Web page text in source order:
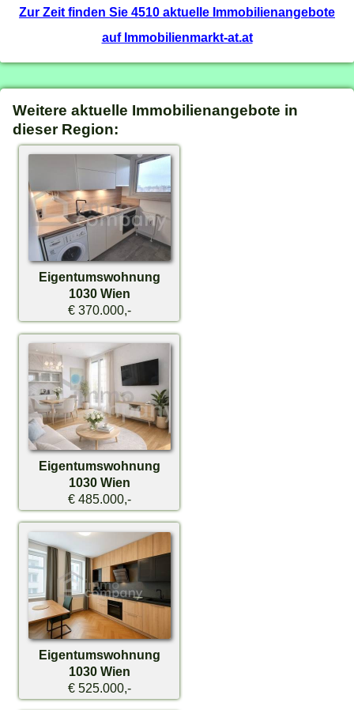
Zur Zeit finden Sie 4510 aktuelle Immobilienangebote
auf Immobilienmarkt-at.at
Weitere aktuelle Immobilienangebote in
dieser Region:
Eigentumswohnung
1030 Wien
€ 370.000,-
Eigentumswohnung
1030 Wien
€ 485.000,-
Eigentumswohnung
1030 Wien
€ 525.000,-